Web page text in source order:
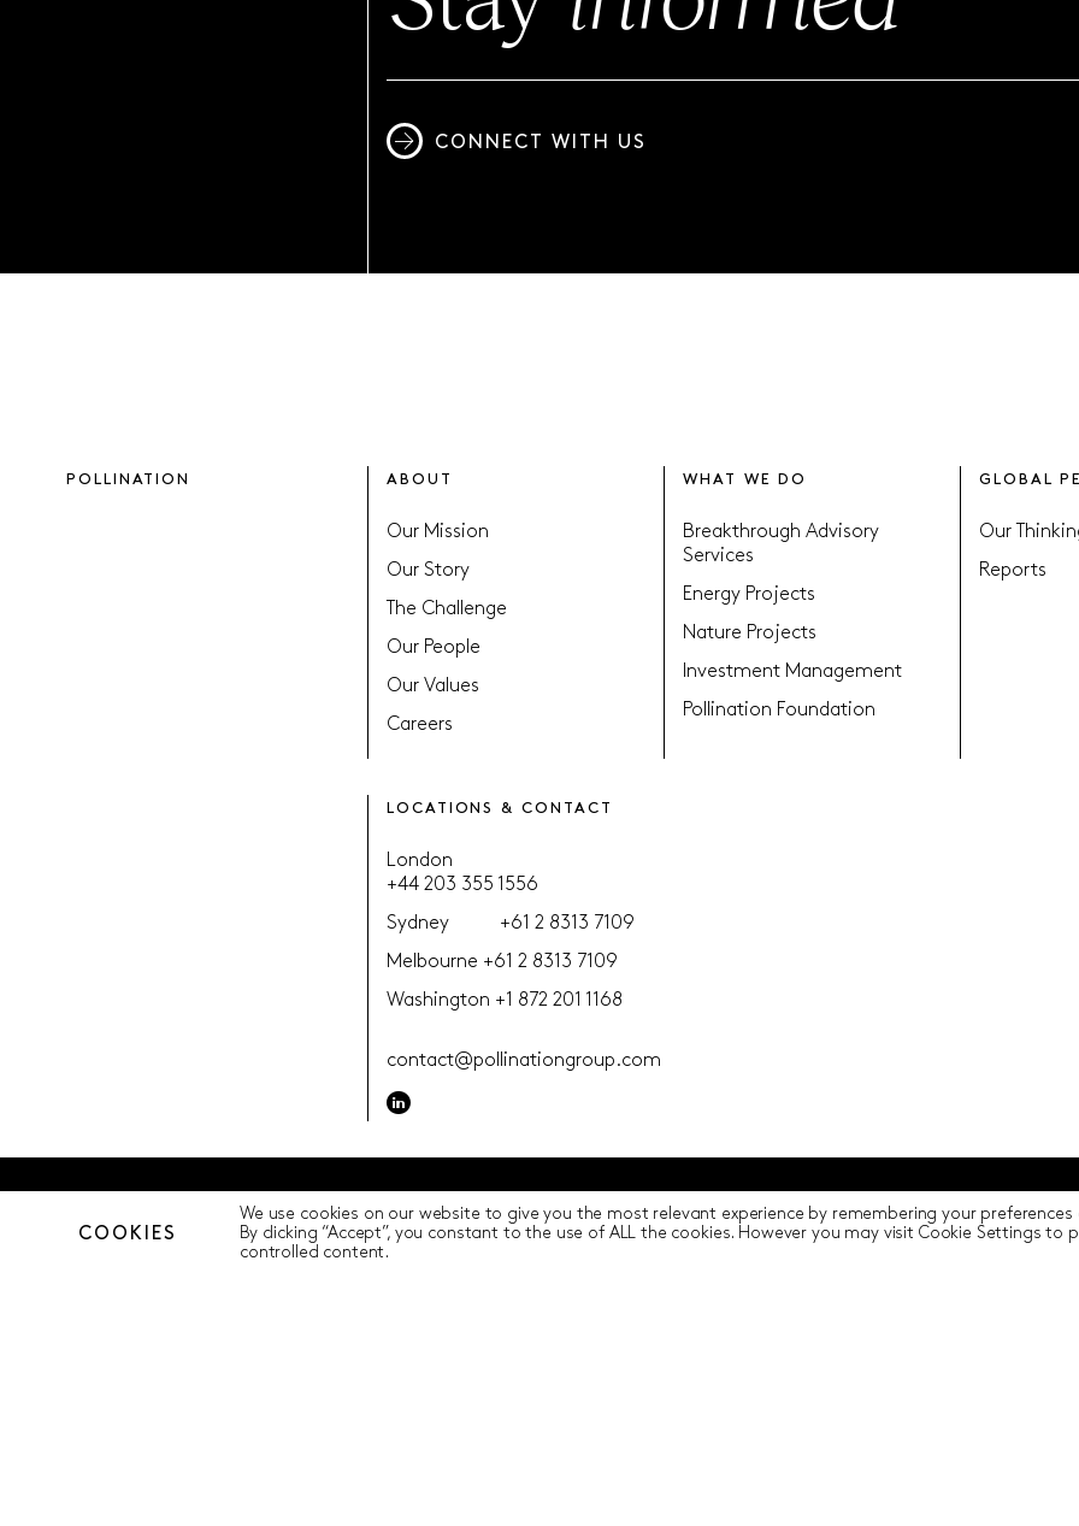
CONNECT WITH US
POLLINATION ABOUT
Our Mission
Our Story
The Challenge
Our People
Our Values
Careers
WHAT WE DO
Breakthrough Advisory
Services
Energy Projects
Nature Projects
Investment Management
Pollination Foundation
GLOBAL
Our
Reports
LOCATIONS & CONTACT
London
+44 203 355 1556
Sydney
+61 2 8313 7109
Melbourne +61 2 8313 7109
Washington +1 872 201 1168
contact@pollinationgroup.com
© Pollination 2023 (ACN 639669533 AFSL 539352) Privacy Policy Terms of Use Cookie Settings
COOKIES
We use cookies on our website to give you the most relevant experience by remembering your
By clicking “Accept”, you constant to the use of ALL the cookies. However you may visit Cookie Settings to
controlled content.